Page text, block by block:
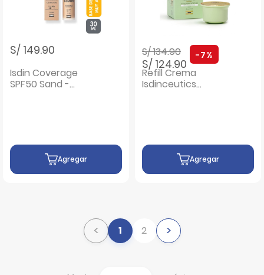
S/ 149.90
Isdin Coverage
SPF50 Sand -
Agregar
Precio rebajado de
S/ 134.90a
S/ 124.90
-7%
Refill Crema
Isdinceutics
Agregar
< 1 2 >